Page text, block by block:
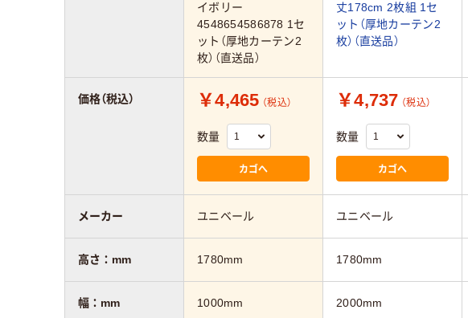
イボリー
4548654586878 1セ
ット（厚地カーテン2
枚）（直送品）
丈178cm 2枚組 1セ
ット（厚地カーテン2
枚）（直送品）
￥4,465 （税込）
数量
カゴへ
￥4,737 （税込）
数量
カゴへ
ユニベール ユニベール
1780mm 1780mm
1000mm 2000mm
価格（税込）
メーカー
高さ：mm
幅：mm